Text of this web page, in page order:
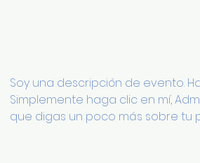
Soy una descripción de evento.
Simplemente haga clic en mí,
que digas un poco más sobre tu